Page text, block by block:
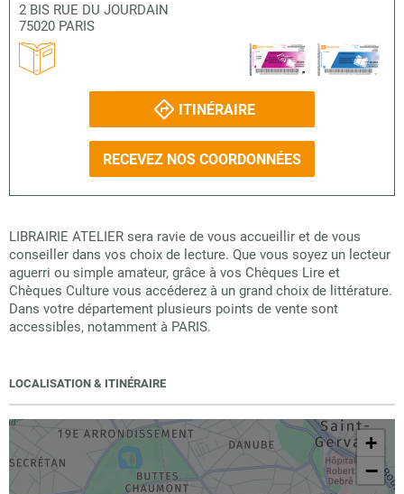
2 BIS RUE DU JOURDAIN
75020 PARIS
ITINÉRAIRE
RECEVEZ NOS COORDONNÉES
LIBRAIRIE ATELIER sera ravie de vous accueillir et de vous
conseiller dans vos choix de lecture. Que vous soyez un lecteur
aguerri ou simple amateur, grâce à vos Chèques Lire et
Chèques Culture vous accéderez à un grand choix de littérature.
Dans votre département plusieurs points de vente sont
accessibles, notamment à PARIS.
LOCALISATION & ITINÉRAIRE
+
−